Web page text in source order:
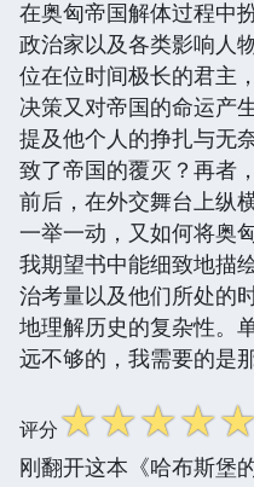
在奥匈帝国解体过程中
政治家以及各类影响人
位在位时间极长的君主
决策又对帝国的命运产
提及他个人的挣扎与无
致了帝国的覆灭？再者
前后，在外交舞台上纵
一举一动，又如何将奥
我期望书中能细致地描
治考量以及他们所处的
地理解历史的复杂性。
远不够的，我需要的是
评分☆☆☆☆☆
刚翻开这本《哈布斯堡